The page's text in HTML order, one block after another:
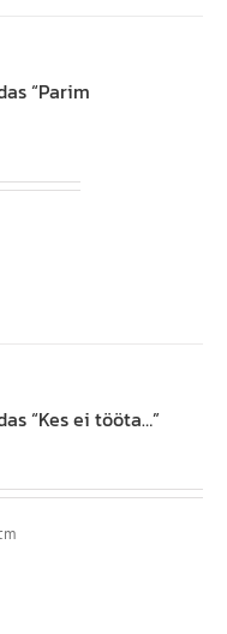
“Parim
“Kes ei tööta…”